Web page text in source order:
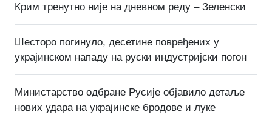
Крим тренутно није на дневном реду – Зеленски
Шесторо погинуло, десетине повређених у
украјинском нападу на руски индустријски погон
Министарство одбране Русије објавило детаље
нових удара на украјинске бродове и луке